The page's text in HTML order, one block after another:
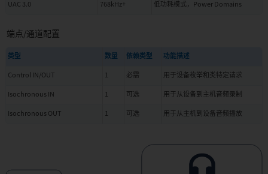
UAC 3.0 768kHz+ 低功耗模式，Power Domains
端点/通道配置
类型 数量 依赖类型 功能描述
Control IN/OUT 1 必需 用于设备枚举和类特定请求
Isochronous IN 1 可选 用于从设备到主机音频录制
Isochronous OUT 1 可选 用于从主机到设备音频播放